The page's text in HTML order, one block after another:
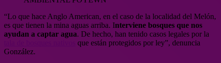
“Lo que hace Anglo American, en el caso de la localidad del Melón,
es que tienen la mina aguas arriba. Interviene bosques que nos
ayudan a captar agua. De hecho, han tenido casos legales por la
que están protegidos por ley”, denuncia
González.